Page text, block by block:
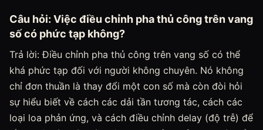
Câu hỏi: Việc điều chỉnh pha thủ công trên vang
số có phức tạp không?
Trả lời: Điều chỉnh pha thủ công trên vang số có thể
khá phức tạp đối với người không chuyên. Nó không
chỉ đơn thuần là thay đổi một con số mà còn đòi hỏi
sự hiểu biết về cách các dải tần tương tác, cách các
loại loa phản ứng, và cách điều chỉnh delay (độ trễ) để